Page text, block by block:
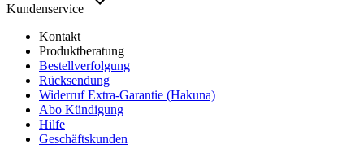
Kundenservice
Kontakt
Produktberatung
Bestellverfolgung
Rücksendung
Widerruf Extra-Garantie (Hakuna)
Abo Kündigung
Hilfe
Geschäftskunden